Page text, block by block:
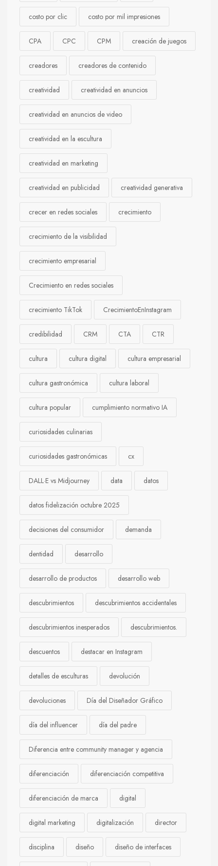
costo por clic costo por mil impresiones
CPA CPC CPM creación de juegos
creadores creadores de contenido
creatividad creatividad en anuncios
creatividad en anuncios de video
creatividad en la escultura
creatividad en marketing
creatividad en publicidad creatividad generativa
crecer en redes sociales crecimiento
crecimiento de la visibilidad
crecimiento empresarial
Crecimiento en redes sociales
crecimiento TikTok CrecimientoEnInstagram
credibilidad CRM CTA CTR
cultura cultura digital cultura empresarial
cultura gastronómica cultura laboral
cultura popular cumplimiento normativo IA
curiosidades culinarias
curiosidades gastronómicas cx
DALL·E vs Midjourney data datos
datos fidelización octubre 2025
decisiones del consumidor demanda
dentidad desarrollo
desarrollo de productos desarrollo web
descubrimientos descubrimientos accidentales
descubrimientos inesperados descubrimientos.
descuentos destacar en Instagram
detalles de esculturas devolución
devoluciones Día del Diseñador Gráfico
día del influencer día del padre
Diferencia entre community manager y agencia
diferenciación diferenciación competitiva
diferenciación de marca digital
digital marketing digitalización director
disciplina diseño diseño de interfaces